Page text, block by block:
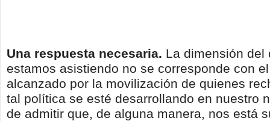
Una respuesta necesaria. La dimensión del
estamos asistiendo no se corresponde con
alcanzado por la movilización de quienes
tal política se esté desarrollando en nuestro
de admitir que, de alguna manera, nos está